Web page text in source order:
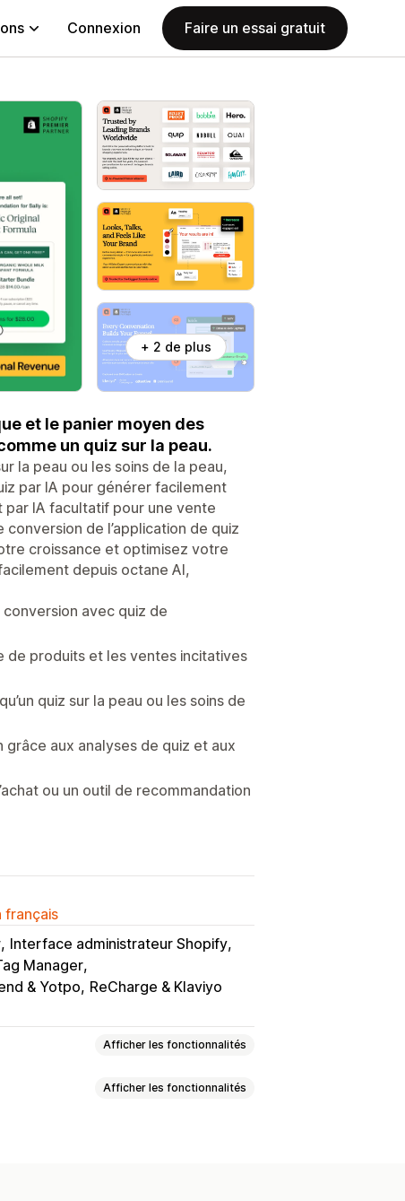
Connexion Faire un essai gratuit
+ 2 de plus
et le panier moyen des
un quiz sur la peau.
la peau ou les soins de la peau,
par IA pour générer facilement
par IA facultatif pour une vente
de l’application de quiz
croissance et optimisez votre
depuis octane AI,
avec quiz de
de produits et les ventes incitatives
quiz sur la peau ou les soins de
aux analyses de quiz et aux
ou un outil de recommandation
français
Interface administrateur Shopify
Manager
& Yotpo ReCharge & Klaviyo
Afficher les fonctionnalités
Afficher les fonctionnalités